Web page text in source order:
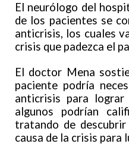
El neurólogo del
de los pacientes se
anticrisis, los cuales
crisis que padezca el
El doctor Mena
paciente podría
anticrisis para
algunos podrían
tratando de
causa de la crisis para